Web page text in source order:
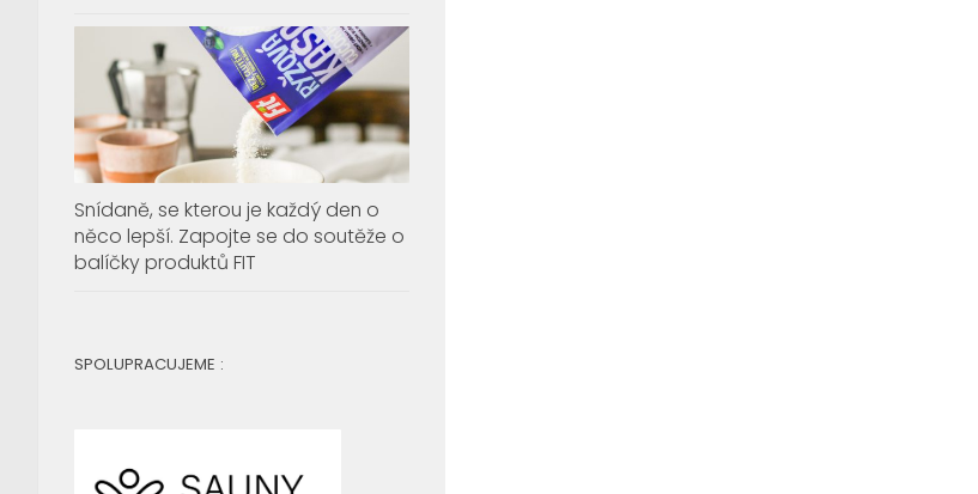
Snídaně, se kterou je každý den o
něco lepší. Zapojte se do soutěže o
balíčky produktů FIT
SPOLUPRACUJEME :